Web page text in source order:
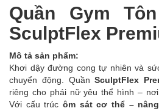
Quần Gym
SculptFlex
Mô tả sản phẩm:
Khơi dậy đường cong tự nhiên và
chuyển động. QuầnSculptFlex
riêng cho phái nữ yêu thể hình –
Với cấu trúc ôm sát cơ thể –